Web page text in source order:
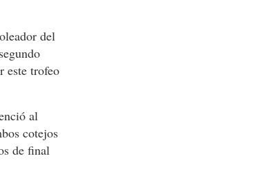
del
este trofeo
al
cotejos
de final